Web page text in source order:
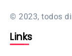
© 2023, todos
Links